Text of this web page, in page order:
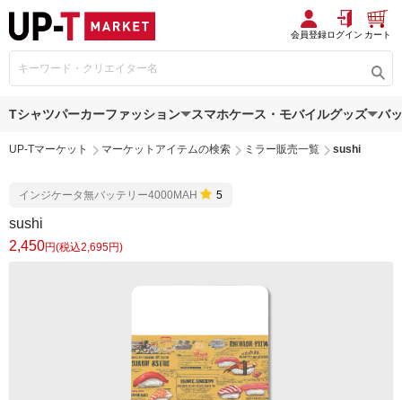
会員登録ログイン カート
Tシャツパーカーファッション スマホケース・モバイルグッズ バ
UP-Tマーケット マーケットアイテムの検索 ミラー販売一覧 sushi
インジケータ無バッテリー4000MAH 5
sushi
2,450円(税込2,695円)